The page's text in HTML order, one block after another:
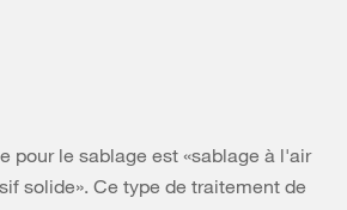
pour le sablage est «sablage à l'air
solide». Ce type de traitement de